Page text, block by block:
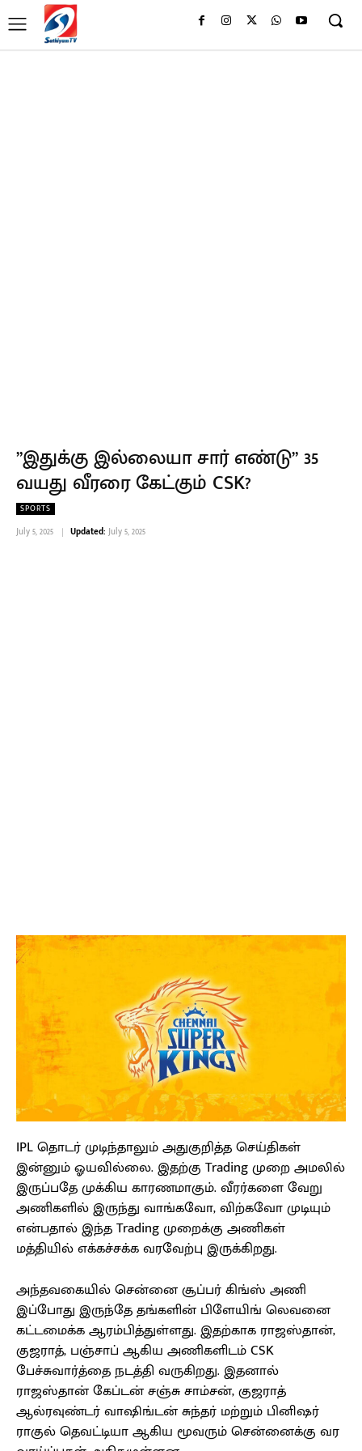
”இதுக்கு இல்லையா சார் எண்டு” 35
வயது வீரரை கேட்கும் CSK?
SPORTS
July 5, 2025 Updated: July 5, 2025
IPL தொடர் முடிந்தாலும் அதுகுறித்த செய்திகள்
இன்னும் ஓயவில்லை. இதற்கு Trading முறை அமலில்
இருப்பதே முக்கிய காரணமாகும். வீரர்களை வேறு
அணிகளில் இருந்து வாங்கவோ, விற்கவோ முடியும்
என்பதால் இந்த Trading முறைக்கு அணிகள்
மத்தியில் எக்கச்சக்க வரவேற்பு இருக்கிறது.
அந்தவகையில் சென்னை சூப்பர் கிங்ஸ் அணி
இப்போது இருந்தே தங்களின் பிளேயிங் லெவனை
கட்டமைக்க ஆரம்பித்துள்ளது. இதற்காக ராஜஸ்தான்,
குஜராத், பஞ்சாப் ஆகிய அணிகளிடம் CSK
பேச்சுவார்த்தை நடத்தி வருகிறது. இதனால்
ராஜஸ்தான் கேப்டன் சஞ்சு சாம்சன், குஜராத்
ஆல்ரவுண்டர் வாஷிங்டன் சுந்தர் மற்றும் பினிஷர்
ராகுல் தெவட்டியா ஆகிய மூவரும் சென்னைக்கு வர